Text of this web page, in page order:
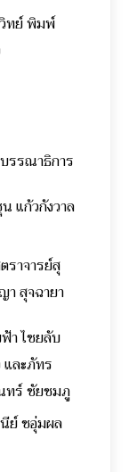
ทย์ พิมพ์
รรณาธิการ
แก้วกังวาล
ราจารย์สุ
สุจฉายา
า ไชยลับ
และภัทร
ทร์ ชัยชมภู
ย์ ชอุ่มผล